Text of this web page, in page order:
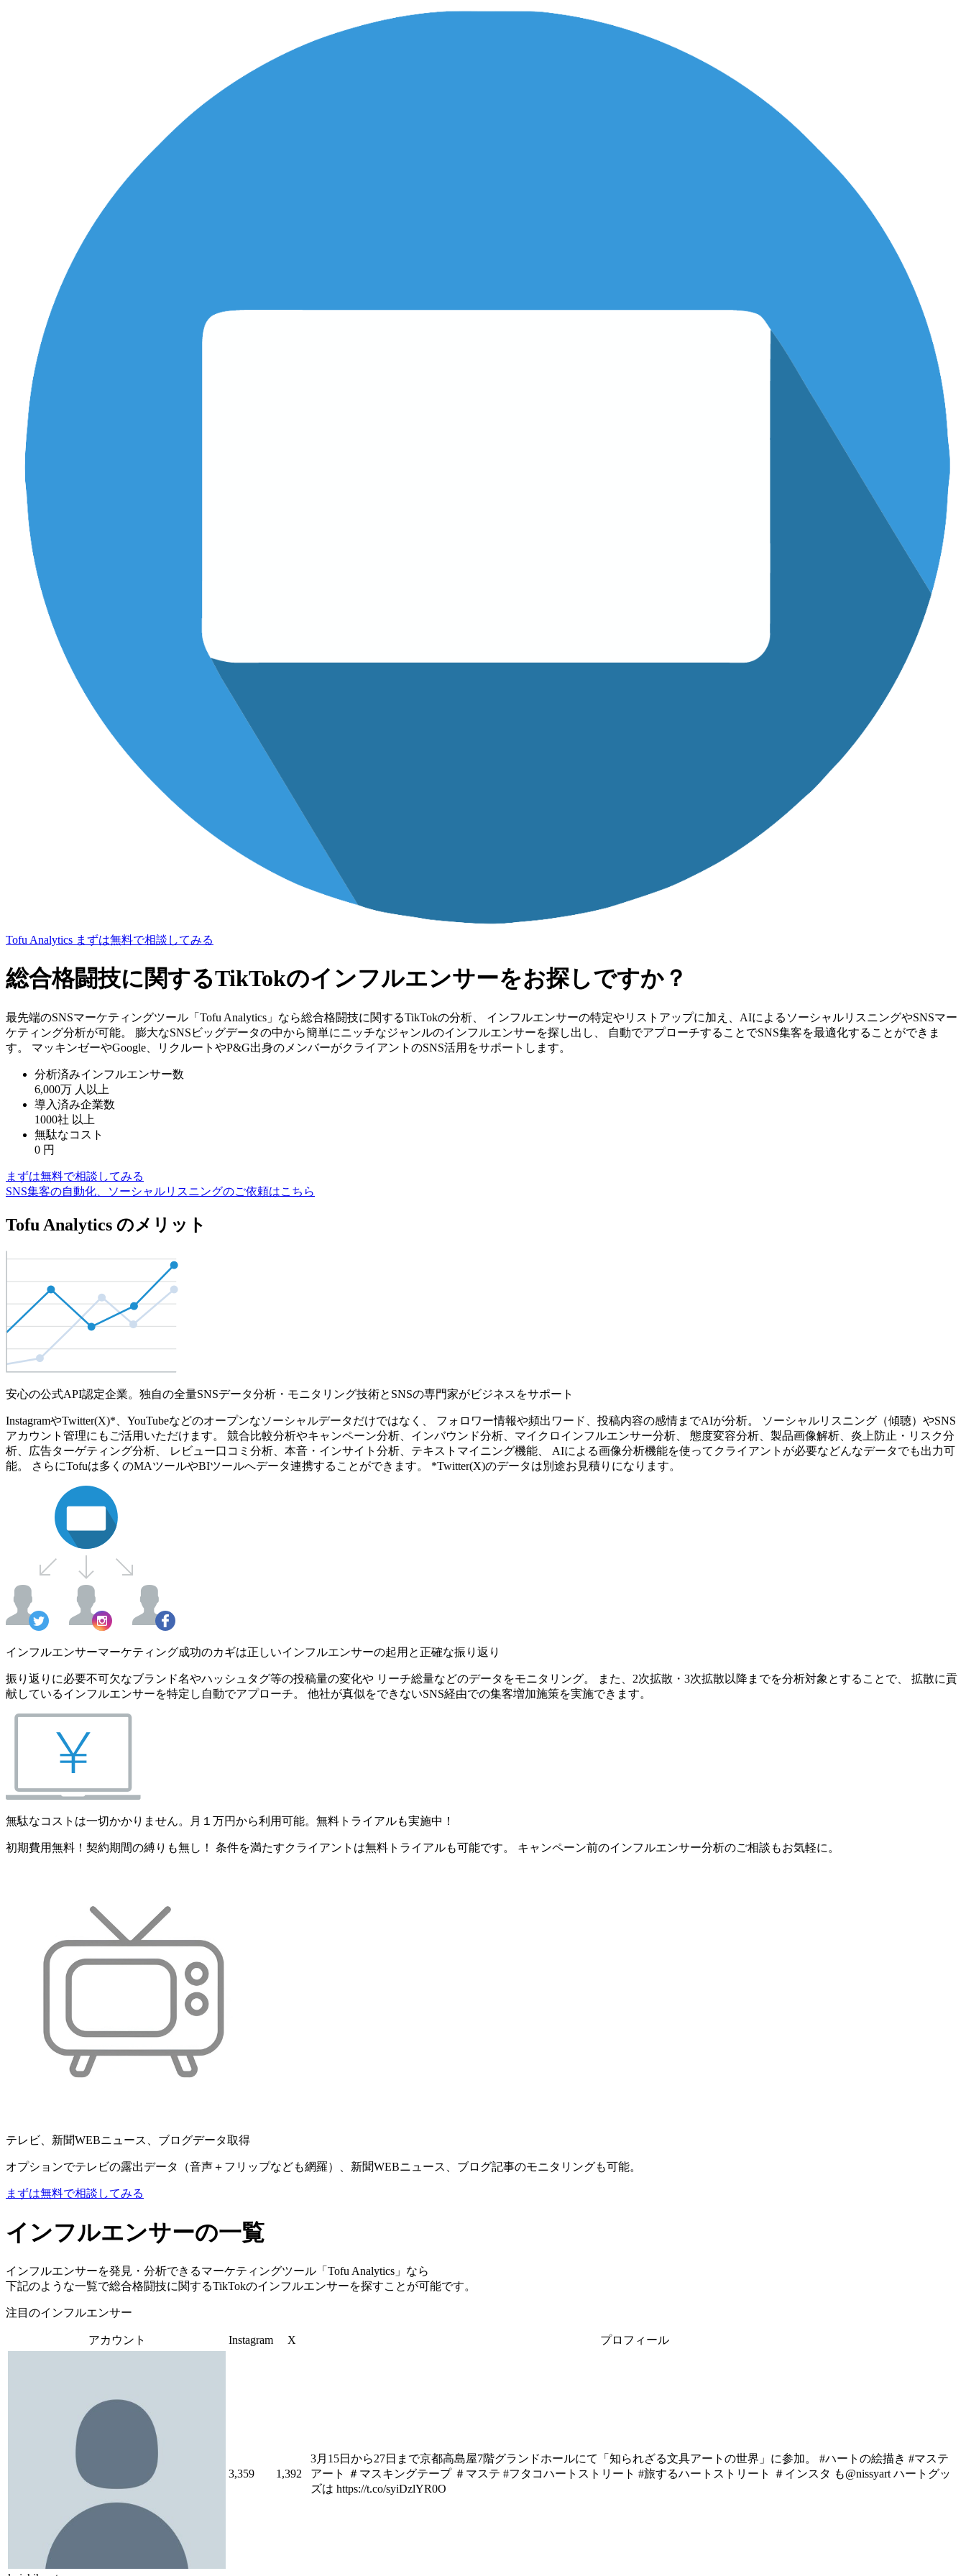
Tofu Analytics まずは無料で相談してみる
総合格闘技に関するTikTokのインフルエンサーをお探しですか？
最先端のSNSマーケティングツール「Tofu Analytics」なら総合格闘技に関するTikTokの分析、 インフルエンサーの特定やリストアップに加え、AIによるソーシャルリスニングやSNSマー
ケティング分析が可能。 膨大なSNSビッグデータの中から簡単にニッチなジャンルのインフルエンサーを探し出し、 自動でアプローチすることでSNS集客を最適化することができま
す。 マッキンゼーやGoogle、リクルートやP&G出身のメンバーがクライアントのSNS活用をサポートします。
分析済みインフルエンサー数
6,000万 人以上
導入済み企業数
1000社 以上
無駄なコスト
0 円
まずは無料で相談してみる
SNS集客の自動化、ソーシャルリスニングのご依頼はこちら
Tofu Analytics のメリット
安心の公式API認定企業。独自の全量SNSデータ分析・モニタリング技術とSNSの専門家がビジネスをサポート
InstagramやTwitter(X)*、YouTubeなどのオープンなソーシャルデータだけではなく、 フォロワー情報や頻出ワード、投稿内容の感情までAIが分析。 ソーシャルリスニング（傾聴）やSNS
アカウント管理にもご活用いただけます。 競合比較分析やキャンペーン分析、インバウンド分析、マイクロインフルエンサー分析、 態度変容分析、製品画像解析、炎上防止・リスク分
析、広告ターゲティング分析、 レビュー口コミ分析、本音・インサイト分析、テキストマイニング機能、 AIによる画像分析機能を使ってクライアントが必要などんなデータでも出力可
能。 さらにTofuは多くのMAツールやBIツールへデータ連携することができます。 *Twitter(X)のデータは別途お見積りになります。
インフルエンサーマーケティング成功のカギは正しいインフルエンサーの起用と正確な振り返り
振り返りに必要不可欠なブランド名やハッシュタグ等の投稿量の変化や リーチ総量などのデータをモニタリング。 また、2次拡散・3次拡散以降までを分析対象とすることで、 拡散に貢
献しているインフルエンサーを特定し自動でアプローチ。 他社が真似をできないSNS経由での集客増加施策を実施できます。
無駄なコストは一切かかりません。月１万円から利用可能。無料トライアルも実施中！
初期費用無料！契約期間の縛りも無し！ 条件を満たすクライアントは無料トライアルも可能です。 キャンペーン前のインフルエンサー分析のご相談もお気軽に。
テレビ、新聞WEBニュース、ブログデータ取得
オプションでテレビの露出データ（音声＋フリップなども網羅）、新聞WEBニュース、ブログ記事のモニタリングも可能。
まずは無料で相談してみる
インフルエンサーの一覧
インフルエンサーを発見・分析できるマーケティングツール「Tofu Analytics」なら
下記のような一覧で総合格闘技に関するTikTokのインフルエンサーを探すことが可能です。
注目のインフルエンサー
アカウント Instagram X プロフィール
3,359 1,392
3月15日から27日まで京都高島屋7階グランドホールにて「知られざる文具アートの世界」に参加。 #ハートの絵描き #マステ
アート ＃マスキングテープ ＃マステ #フタコハートストリート #旅するハートストリート ＃インスタ も@nissyart ハートグッ
ズは https://t.co/syiDzlYR0O